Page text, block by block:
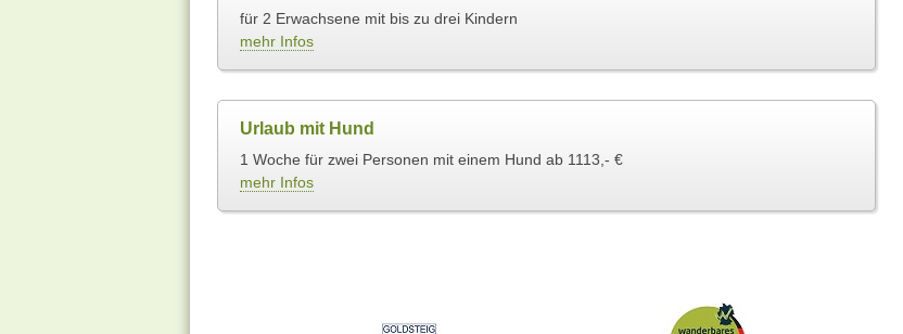
für 2 Erwachsene mit bis zu drei Kindern
mehr Infos
Urlaub mit Hund
1 Woche für zwei Personen mit einem Hund ab 1113,- €
mehr Infos